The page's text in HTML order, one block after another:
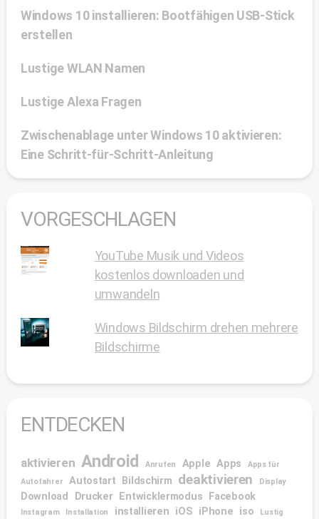
Windows 10 installieren: Bootfähigen USB-Stick
erstellen
Lustige WLAN Namen
Lustige Alexa Fragen
Zwischenablage unter Windows 10 aktivieren:
Eine Schritt-für-Schritt-Anleitung
VORGESCHLAGEN
YouTube Musik und Videos
kostenlos downloaden und
umwandeln
Windows Bildschirm drehen mehrere
Bildschirme
ENTDECKEN
aktivieren Android Anrufen Apple Apps
Apps für
Autofahrer
Autostart Bildschirm deaktivieren Display
Download Drucker Entwicklermodus Facebook
Instagram Installation installieren iOS iPhone iso Lustig